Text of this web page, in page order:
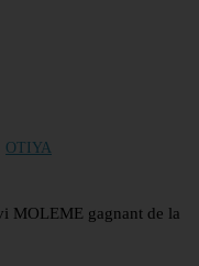
OTIYA
MOLEME gagnant de la